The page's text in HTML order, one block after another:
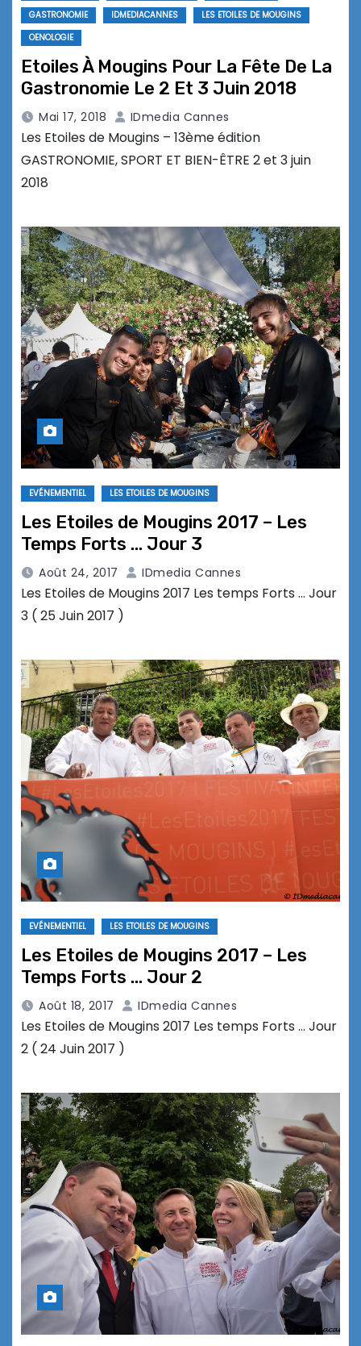
GASTRONOMIE
IDMEDIACANNES
LES ETOILES DE MOUGINS
OENOLOGIE
Etoiles À Mougins Pour La Fête De La
Gastronomie Le 2 Et 3 Juin 2018
Mai 17, 2018 IDmedia Cannes
Les Etoiles de Mougins – 13ème édition
GASTRONOMIE, SPORT ET BIEN-ÊTRE 2 et 3 juin
2018
EVÉNEMENTIEL LES ETOILES DE MOUGINS
Les Etoiles de Mougins 2017 – Les
Temps Forts … Jour 3
Août 24, 2017 IDmedia Cannes
Les Etoiles de Mougins 2017 Les temps Forts … Jour
3 ( 25 Juin 2017 )
EVÉNEMENTIEL LES ETOILES DE MOUGINS
Les Etoiles de Mougins 2017 – Les
Temps Forts … Jour 2
Août 18, 2017 IDmedia Cannes
Les Etoiles de Mougins 2017 Les temps Forts … Jour
2 ( 24 Juin 2017 )